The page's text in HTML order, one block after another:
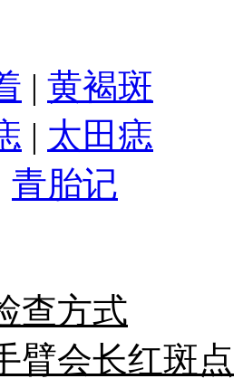
| 黄褐斑
| 太田痣
青胎记
查方式
臂会长红斑点